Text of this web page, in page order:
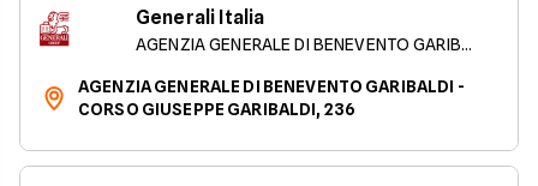
Generali Italia
AGENZIA GENERALE DI BENEVENTO GARIBALDI
AGENZIA GENERALE DI BENEVENTO GARIBALDI -
CORSO GIUSEPPE GARIBALDI, 236